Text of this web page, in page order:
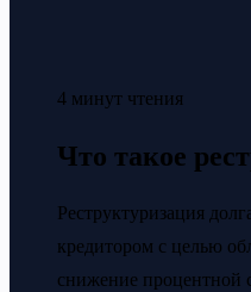
4 минут чтения
Что такое
Реструктуризация
кредитором с целью
снижение процентной